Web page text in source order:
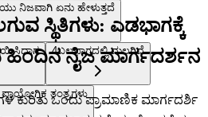
ನಿಜವಾಗಿ ಏನು ಹೇಳುತ್ತದೆ
4ಬಲಭಾಗದಲ್ಲಿ ಮಲಗಿದೆ
ತಂತ್ರಗಳು
ಸ್ಥಿತಿಗಳು: ಎಡಭಾಗಕ್ಕೆ
ನೈಜ ಮಾರ್ಗದರ್ಶನ
ಕುರಿತು ಒಂದು ಪ್ರಾಮಾಣಿಕ ಮಾರ್ಗದರ್ಶಿ